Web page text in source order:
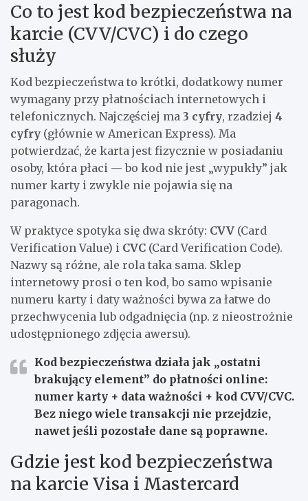
Co to jest kod bezpieczeństwa na
karcie (CVV/CVC) i do czego
służy
Kod bezpieczeństwa to krótki, dodatkowy numer
wymagany przy płatnościach internetowych i
telefonicznych. Najczęściej ma 3 cyfry, rzadziej 4
cyfry (głównie w American Express). Ma
potwierdzać, że karta jest fizycznie w posiadaniu
osoby, która płaci — bo kod nie jest „wypukły” jak
numer karty i zwykle nie pojawia się na
paragonach.
W praktyce spotyka się dwa skróty: CVV (Card
Verification Value) i CVC (Card Verification Code).
Nazwy są różne, ale rola taka sama. Sklep
internetowy prosi o ten kod, bo samo wpisanie
numeru karty i daty ważności bywa za łatwe do
przechwycenia lub odgadnięcia (np. z nieostrożnie
udostępnionego zdjęcia awersu).
Kod bezpieczeństwa działa jak „ostatni
brakujący element” do płatności online:
numer karty + data ważności + kod CVV/CVC.
Bez niego wiele transakcji nie przejdzie,
nawet jeśli pozostałe dane są poprawne.
Gdzie jest kod bezpieczeństwa
na karcie Visa i Mastercard